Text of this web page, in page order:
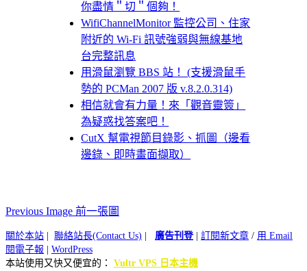
你盡情＂切＂個夠！
WifiChannelMonitor 監控公司、住家
附近的 Wi-Fi 訊號強弱與無線基地
台完整訊息
用滑鼠瀏覽 BBS 站！ (支援滑鼠手
勢的 PCMan 2007 版 v.8.2.0.314)
相信就會有力量！來「觀音靈簽」
為疑惑找答案吧！
CutX 幫電視節目錄影、抓圖（邊看
邊錄、即時畫面擷取）
Previous Image 前一張圖
關於本站 聯絡站長(Contact Us) 廣告刊登| 訂閱新文章 / 用 Email
閱電子報
WordPress
本站使用又快又便宜的： Vultr VPS 日本主機